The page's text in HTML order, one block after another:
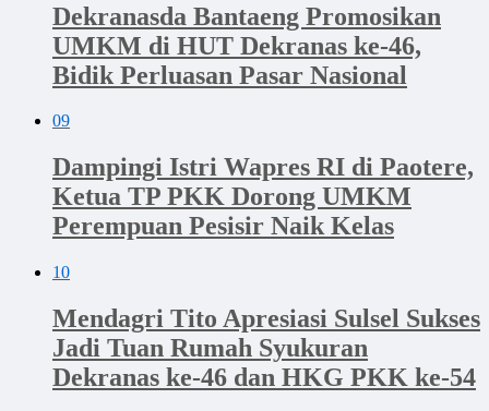
Dekranasda Bantaeng Promosikan
UMKM di HUT Dekranas ke-46,
Bidik Perluasan Pasar Nasional
09
Dampingi Istri Wapres RI di Paotere,
Ketua TP PKK Dorong UMKM
Perempuan Pesisir Naik Kelas
10
Mendagri Tito Apresiasi Sulsel Sukses
Jadi Tuan Rumah Syukuran
Dekranas ke-46 dan HKG PKK ke-54